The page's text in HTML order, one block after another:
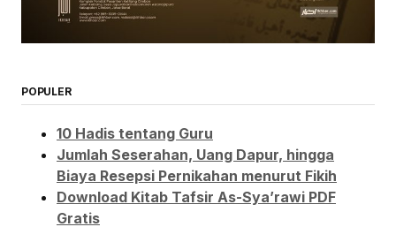
POPULER
10 Hadis tentang Guru
Jumlah Seserahan, Uang Dapur, hingga
Biaya Resepsi Pernikahan menurut Fikih
Download Kitab Tafsir As-Sya’rawi PDF
Gratis